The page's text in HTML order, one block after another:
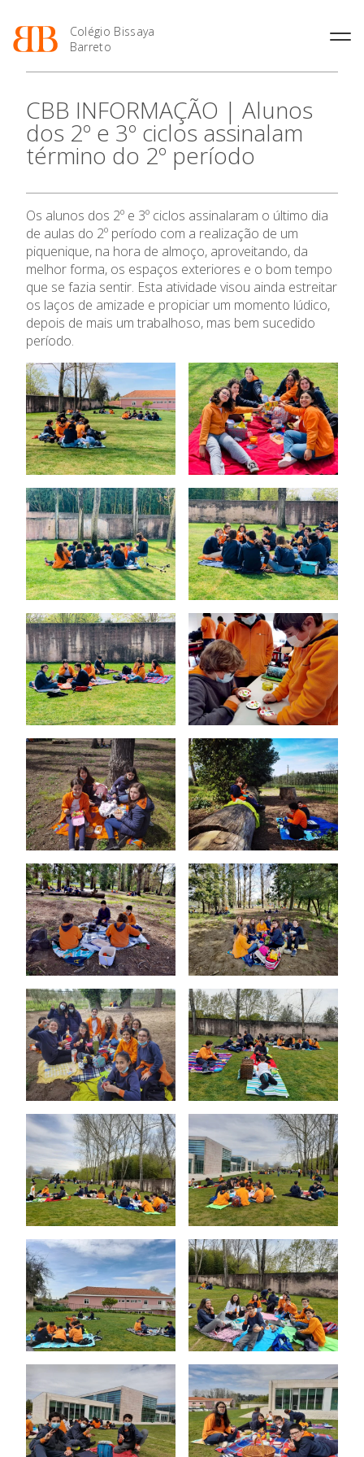
Colégio Bissaya
Barreto
O Colégio
Projeto Educativo
Organização
Colaboradores Docentes
Instalações
Ofertas de emprego
Regulamentos
Jornal “O Coreto”
Privacidade
Oferta Formativa
Enriquecimento Curricular
Oferta Curricular
Atividades Extracurriculares
Atividades de Interrupção
Letiva
Academia de Línguas
Ensino Profissional
Profissionais
Matrículas
Horários e Manuais
Termalismo
Curso de Técnico/a de Apoio
à Família e à Comunidade
Ofertas de Emprego
Ano Letivo
2027
Calendários
Portal do Professor
de Educação
SIGE
Secretariado de Exames
Admissão
Informações
APEE
Notícias
CBB INFORMAÇÃO | Alunos
dos 2º e 3º ciclos assinalam
término do 2º período
Os alunos dos 2º e 3º ciclos assinalaram o último dia
de aulas do 2º período com a realização de um
piquenique, na hora de almoço, aproveitando, da
melhor forma, os espaços exteriores e o bom tempo
que se fazia sentir. Esta atividade visou ainda estreitar
os laços de amizade e propiciar um momento lúdico,
depois de mais um trabalhoso, mas bem sucedido
período.